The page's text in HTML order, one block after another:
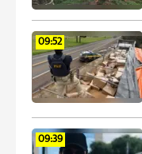
09:52
09:39